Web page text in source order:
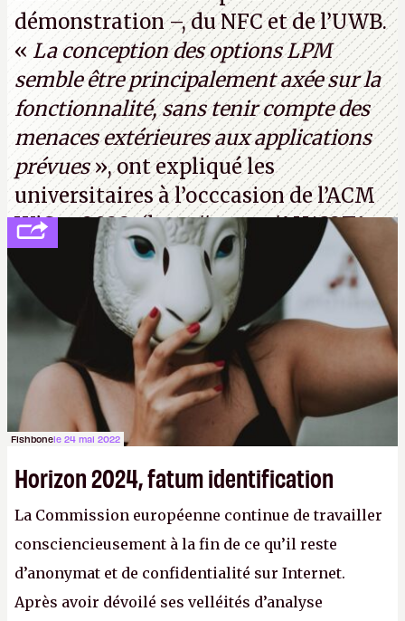
démonstration –, du NFC et de l’UWB.
« La conception des options LPM
semble être principalement axée sur la
fonctionnalité, sans tenir compte des
menaces extérieures aux applications
prévues», ont expliqué les
universitaires à l’occcasion de l’ACM
WiSec 2022. (http://cpc.cx/AH432T1
(PDF) - Crédit photo : Pexels - Tyler
Lastovich)
Fishbonele 24 mai 2022
Horizon 2024, fatum identification
La Commission européenne continue de travailler
consciencieusement à la fin de ce qu’il reste
d’anonymat et de confidentialité sur Internet.
Après avoir dévoilé ses velléités d’analyse